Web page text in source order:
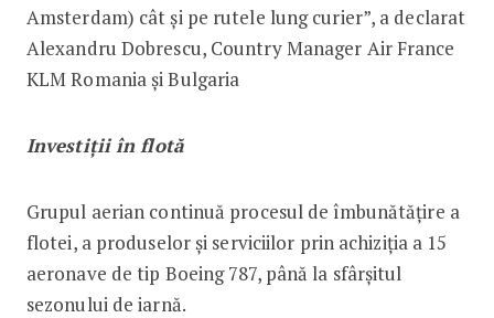
Amsterdam) cât și pe rutele lung curier”, a declarat
Alexandru Dobrescu, Country Manager Air France
KLM Romania și Bulgaria
Investiții în flotă
Grupul aerian continuă procesul de îmbunătățire a
flotei, a produselor și serviciilor prin achiziția a 15
aeronave de tip Boeing 787, până la sfârșitul
sezonului de iarnă.